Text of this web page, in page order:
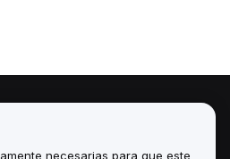
necesarias para que este